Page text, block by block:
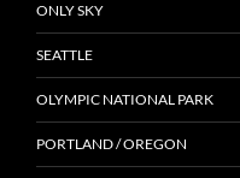
ONLY SKY
SEATTLE
OLYMPIC NATIONAL PARK
PORTLAND / OREGON